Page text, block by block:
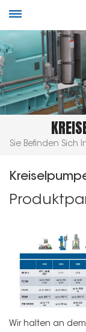
Sie Befinden Sich
Wir halten an